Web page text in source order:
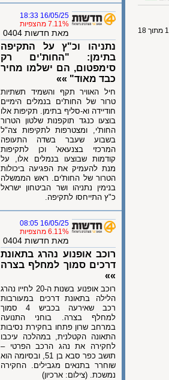
16/05/25 18:33
7.11% מהצפיות
מאת חדשות 0404
נתניהו וכ"ץ על התקיפה
בתימן: "החות'ים רק
סימפטום, הם ישלמו מחיר
כבד מאוד" »»
חיל האוויר תקף והשמיד תשתיות
טרור של החות'ים בנמלים הימיים
חודיידה וא-סליף בתימן. תקיפות אלו
בוצעו כנגד תוקפנות שלטון הטרור
החות'י, ומצטרפות לתקיפות צה"ל
בשבוע שעבר בשדה התעופה
המרכזי בצנעאא' וכן לתקיפות
קודמות שבוצעו בנמלים אלו, על
מנת להעמיק את הפגיעה ביכולות
הטרור של החות'ים. ראש הממשלה
בנימין נתניהו ושר הביטחון ישראל
כ"ץ התייחסו לתקיפה.
16/05/25 08:05
6.11% מהצפיות
מאת חדשות 0404
רוכב אופנוע נהרג בתאונת
דרכים סמוך למחלף בצרה
»»
רוכב אופנוע בשנות ה-20 לחייו נהרג
הלילה בתאונת דרכים במעורבות
רכב שאירעה בכביש 4 סמוך
למחלף בצרה. בוחני התנועה
במרחב שרון פתחו בחקירת נסיבות
התאונה הקטלנית, במהלכה עיכבו
לחקירה את נהג הרכב הפרטי –
תושב כפר סבא בן 51, ובסיומה הוא
שוחרר בתנאים מגבילים. החקירה
נמשכת. (צילום: ארכיון)